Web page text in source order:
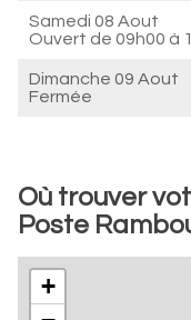
Samedi 08 Aout
Ouvert de 09h00 à
Dimanche 09 Aout
Fermée
Où trouver
Poste
+